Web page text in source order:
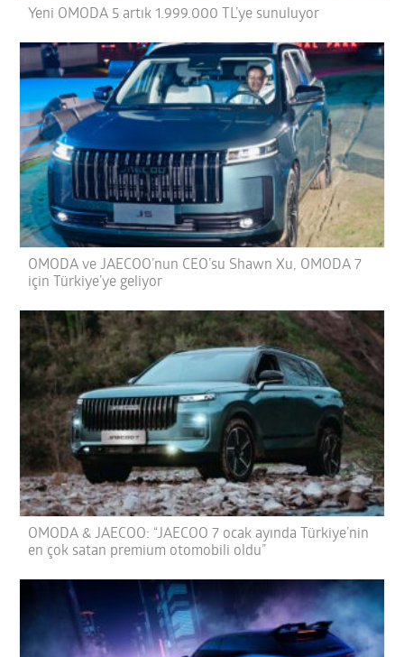
Yeni OMODA 5 artık 1.999.000 TL’ye sunuluyor
OMODA ve JAECOO’nun CEO’su Shawn Xu, OMODA 7
için Türkiye’ye geliyor
OMODA & JAECOO: “JAECOO 7 ocak ayında Türkiye’nin
en çok satan premium otomobili oldu”